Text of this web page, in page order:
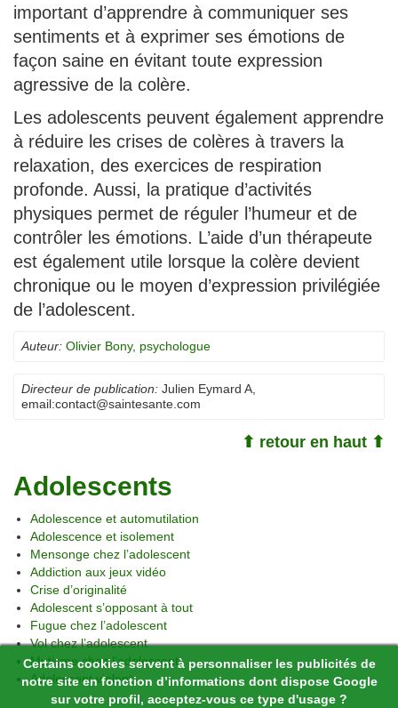
Certains cookies servent à personnaliser les publicités de
notre site en fonction d’informations dont dispose Google
sur votre profil, acceptez-vous ce type d'usage ?
important d’apprendre à communiquer ses
sentiments et à exprimer ses émotions de
façon saine en évitant toute expression
agressive de la colère.
Les adolescents peuvent également apprendre
à réduire les crises de colères à travers la
relaxation, des exercices de respiration
profonde. Aussi, la pratique d’activités
physiques permet de réguler l’humeur et de
contrôler les émotions. L’aide d’un thérapeute
est également utile lorsque la colère devient
chronique ou le moyen d’expression privilégiée
de l’adolescent.
Auteur: Olivier Bony, psychologue
Directeur de publication: Julien Eymard A
email:contact@saintesante.com
⬆ retour en haut ⬆
Adolescents
Adolescence et automutilation
Adolescence et isolement
Mensonge chez l’adolescent
Addiction aux jeux vidéo
Crise d’originalité
Adolescent s’opposant à tout
Fugue chez l’adolescent
Vol chez l’adolescent
Mutisme chez l’adolescent
Adolescent violent